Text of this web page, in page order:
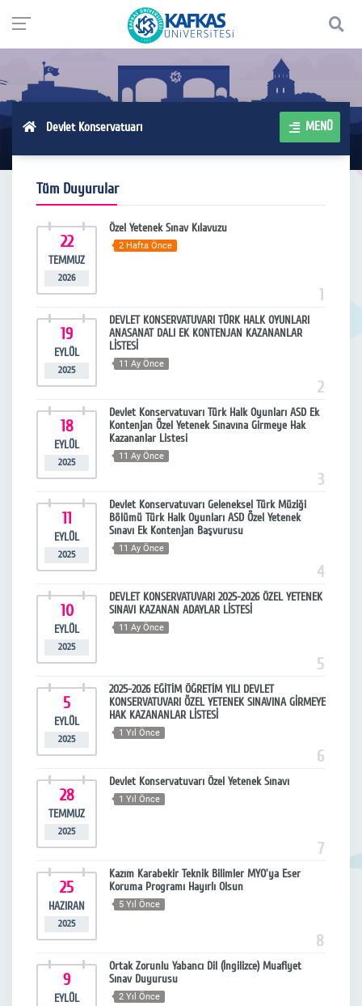
Devlet Konservatuarı MENÜ
Tüm Duyurular
22
TEMMUZ
2026
Özel Yetenek Sınav Kılavuzu
2 Hafta Önce
1
19
EYLÜL
2025
DEVLET KONSERVATUVARI TÜRK HALK OYUNLARI
ANASANAT DALI EK KONTENJAN KAZANANLAR
LİSTESİ
11 Ay Önce
2
18
EYLÜL
2025
Devlet Konservatuvarı Türk Halk Oyunları ASD Ek
Kontenjan Özel Yetenek Sınavına Girmeye Hak
Kazananlar Listesi
11 Ay Önce
3
11
EYLÜL
2025
Devlet Konservatuvarı Geleneksel Türk Müziği
Bölümü Türk Halk Oyunları ASD Özel Yetenek
Sınavı Ek Kontenjan Başvurusu
11 Ay Önce
4
10
EYLÜL
2025
DEVLET KONSERVATUVARI 2025-2026 ÖZEL YETENEK
SINAVI KAZANAN ADAYLAR LİSTESİ
11 Ay Önce
5
5
EYLÜL
2025
2025-2026 EĞİTİM ÖĞRETİM YILI DEVLET
KONSERVATUVARI ÖZEL YETENEK SINAVINA GİRMEYE
HAK KAZANANLAR LİSTESİ
1 Yıl Önce
6
28
TEMMUZ
2025
Devlet Konservatuvarı Özel Yetenek Sınavı
1 Yıl Önce
7
25
HAZIRAN
2025
Kazım Karabekir Teknik Bilimler MYO'ya Eser
Koruma Programı Hayırlı Olsun
5 Yıl Önce
8
9
EYLÜL
Ortak Zorunlu Yabancı Dil (İngilizce) Muafiyet
Sınav Duyurusu
2 Yıl Önce